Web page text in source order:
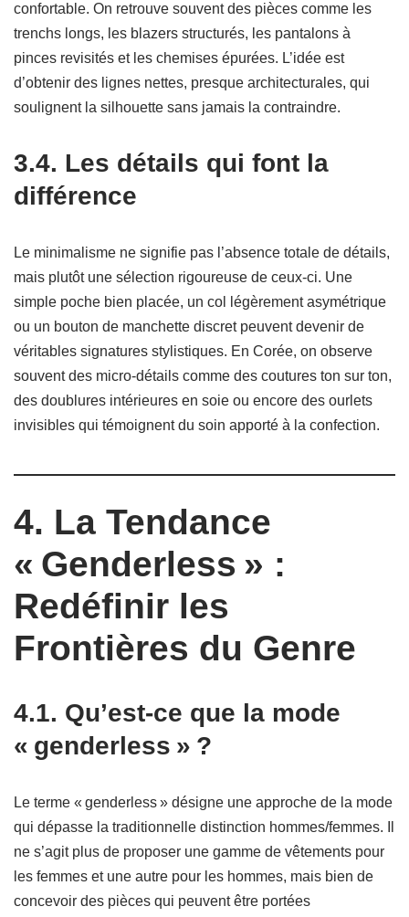
confortable. On retrouve souvent des pièces comme les
trenchs longs, les blazers structurés, les pantalons à
pinces revisités et les chemises épurées. L’idée est
d’obtenir des lignes nettes, presque architecturales, qui
soulignent la silhouette sans jamais la contraindre.
3.4. Les détails qui font la
différence
Le minimalisme ne signifie pas l’absence totale de détails,
mais plutôt une sélection rigoureuse de ceux-ci. Une
simple poche bien placée, un col légèrement asymétrique
ou un bouton de manchette discret peuvent devenir de
véritables signatures stylistiques. En Corée, on observe
souvent des micro-détails comme des coutures ton sur ton,
des doublures intérieures en soie ou encore des ourlets
invisibles qui témoignent du soin apporté à la confection.
4. La Tendance
« Genderless » :
Redéfinir les
Frontières du Genre
4.1. Qu’est-ce que la mode
« genderless » ?
Le terme « genderless » désigne une approche de la mode
qui dépasse la traditionnelle distinction hommes/femmes. Il
ne s’agit plus de proposer une gamme de vêtements pour
les femmes et une autre pour les hommes, mais bien de
concevoir des pièces qui peuvent être portées